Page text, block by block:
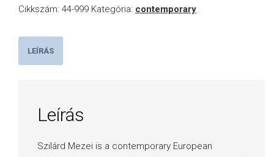
Cikkszám: 44-999 Kategória: contemporary
LEÍRÁS
Leírás
Szilárd Mezei is a contemporary European